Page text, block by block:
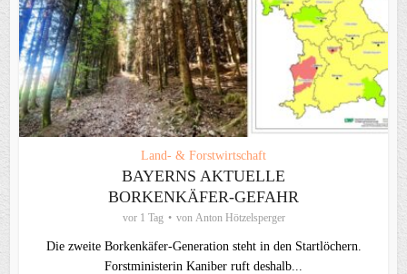
Land- & Forstwirtschaft
BAYERNS AKTUELLE
BORKENKÄFER-GEFAHR
vor 1 Tag von Anton Hötzelsperger
Die zweite Borkenkäfer-Generation steht in den Startlöchern.
Forstministerin Kaniber ruft deshalb...